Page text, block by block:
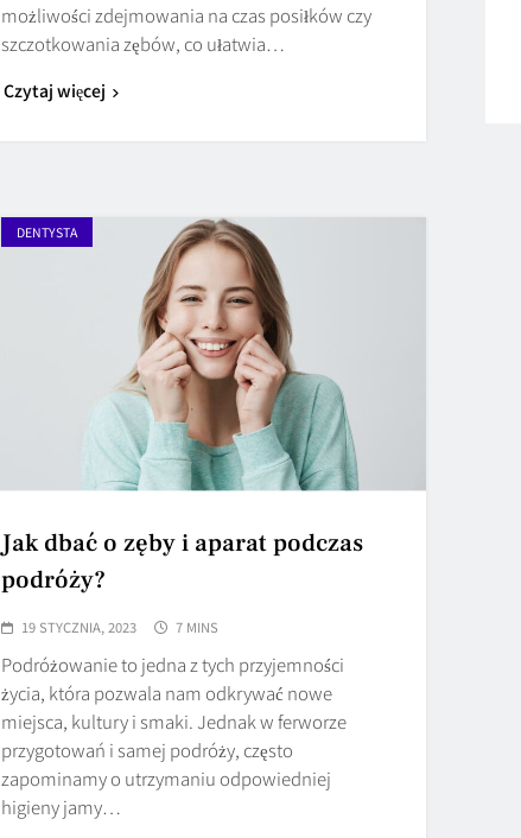
możliwości zdejmowania na czas posiłków czy
szczotkowania zębów, co ułatwia…
Czytaj więcej
DENTYSTA
Jak dbać o zęby i aparat podczas
podróży?
19 STYCZNIA, 2023 7 MINS
Podróżowanie to jedna z tych przyjemności
życia, która pozwala nam odkrywać nowe
miejsca, kultury i smaki. Jednak w ferworze
przygotowań i samej podróży, często
zapominamy o utrzymaniu odpowiedniej
higieny jamy…